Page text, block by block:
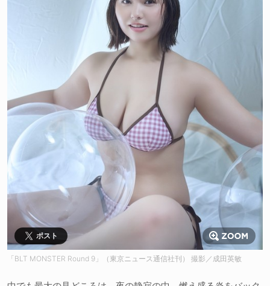
ポスト
「BLT MONSTER Round 9」（東京ニュース通信社刊） 撮影／成田英敏